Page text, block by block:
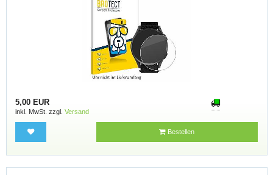
5,00 EUR
inkl. MwSt. zzgl. Versand
Bestellen